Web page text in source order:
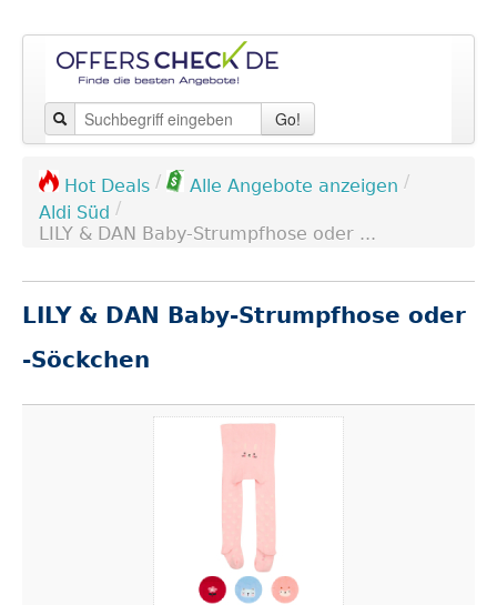
Go!
Hot Deals / Alle Angebote anzeigen /
Aldi Süd /
LILY & DAN Baby-Strumpfhose oder ...
LILY & DAN Baby-Strumpfhose oder
-Söckchen